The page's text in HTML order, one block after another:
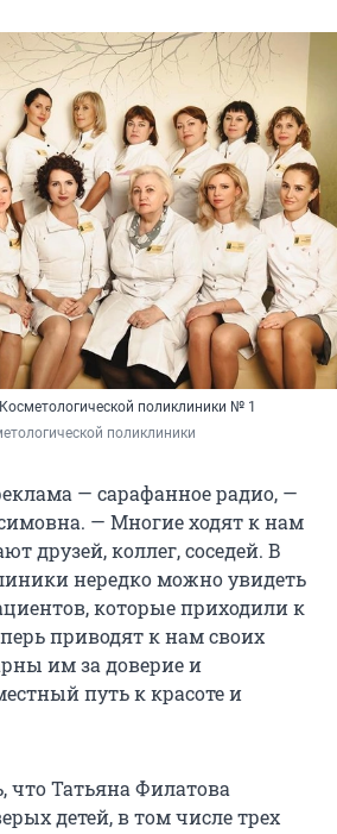
поликлиники № 1
поликлиники
— сарафанное радио, —
— Многие ходят к нам
друзей, коллег, соседей. В
нередко можно увидеть
которые приходили к
приводят к нам своих
им за доверие и
путь к красоте и
что Татьяна Филатова
детей, в том числе трех